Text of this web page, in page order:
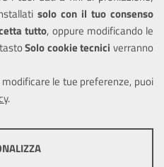
solo con il tuo consenso
tutto, oppure modificando le
Solo cookie tecnici verranno
le tue preferenze, puoi
.